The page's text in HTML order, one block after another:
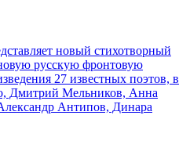
новый стихотворный
русскую фронтовую
27 известных поэтов, в
Дмитрий Мельников, Анна
Антипов, Динара